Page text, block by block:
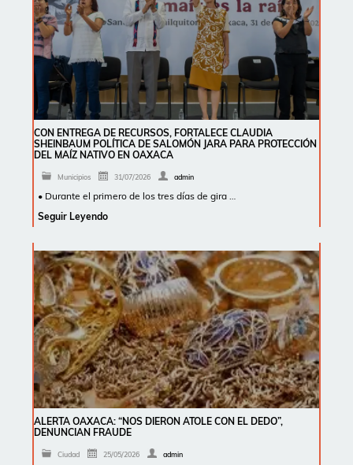
CON ENTREGA DE RECURSOS, FORTALECE CLAUDIA
SHEINBAUM POLÍTICA DE SALOMÓN JARA PARA PROTECCIÓN
DEL MAÍZ NATIVO EN OAXACA
Municipios 31/07/2026 admin
• Durante el primero de los tres días de gira …
Seguir Leyendo
ALERTA OAXACA: “NOS DIERON ATOLE CON EL DEDO”,
DENUNCIAN FRAUDE
Ciudad 25/05/2026 admin